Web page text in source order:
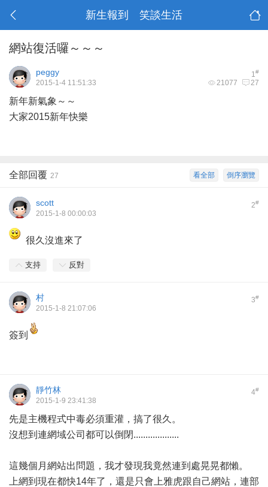
新生報到 笑談生活
網站復活囉～～～
1#
peggy
21077 27
2015-1-4 11:51:33
新年新氣象～～
大家2015新年快樂
倒序瀏覽
看全部
全部回覆 27
2#
scott
2015-1-8 00:00:03
很久沒進來了
支持 反對
3#
村
2015-1-8 21:07:06
簽到
4#
靜竹林
2015-1-9 23:41:38
先是主機程式中毒必須重灌，搞了很久。
沒想到連網域公司都可以倒閉...................
這幾個月網站出問題，我才發現我竟然連到處晃晃都懶。
上網到現在都快14年了，還是只會上雅虎跟自己網站，連部